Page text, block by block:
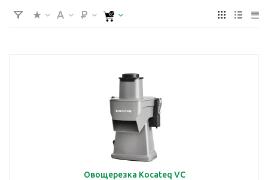
Овощерезка Kocateq VC